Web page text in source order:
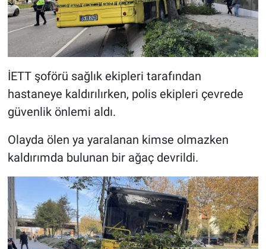
İETT şoförü sağlık ekipleri tarafından
hastaneye kaldırılırken, polis ekipleri çevrede
güvenlik önlemi aldı.
Olayda ölen ya yaralanan kimse olmazken
kaldırımda bulunan bir ağaç devrildi.